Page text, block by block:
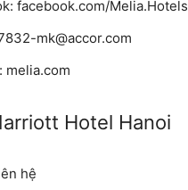
: facebook.com/Melia.Hotels
mk@accor.com
melia.com
Hotel Hanoi
hệ